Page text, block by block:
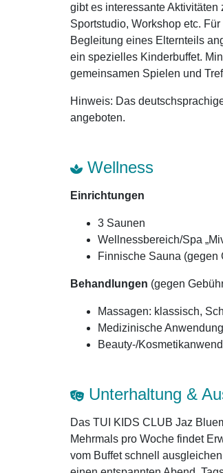
gibt es interessante Aktivitäten
Sportstudio, Workshop etc.
Begleitung eines Elternteils
ein spezielles Kinderbuffet.
gemeinsamen Spielen und
Hinweis: Das
angeboten.
Wellness
Einrichtungen
3 Saunen
Wellnessbereich/Spa
Finnische Sauna (gegen
Behandlungen (gegen
Massagen: klassisch,
Medizinische
Beauty-/
Unterhaltung &
Das TUI KIDS CLUB Jaz
Mehrmals pro Woche findet
vom Buffet schnell